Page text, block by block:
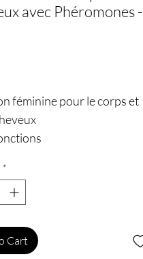
avec Phéromones -
féminine pour le corps et
au Portugal
: Orgie
*
Cart